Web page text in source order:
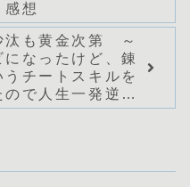
感想
汰も黄金次第 ～
になったけど、錬
チートスキルを
で人生一発逆転
す～ (Mノベルス)/